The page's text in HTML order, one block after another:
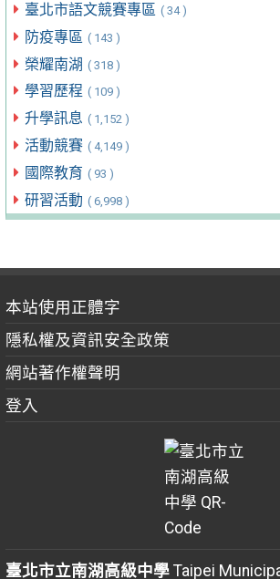
臺北市語文競賽專區 ( 34 )
防疫專區 ( 143 )
榮耀南湖 ( 318 )
學習歷程 ( 109 )
升學訊息 ( 1,152 )
活動競賽 ( 4,149 )
國際教育 ( 93 )
研習活動 ( 6,998 )
本站使用正體字
隱私權及資訊安全政策
網站著作權聲明
登入
臺北市立南湖高級中學Taipei